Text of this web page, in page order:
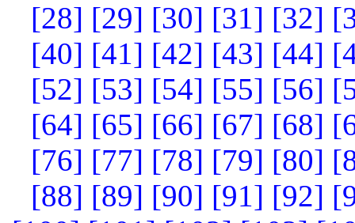
[28] [29] [30] [31] [32]
[40] [41] [42] [43] [44]
[52] [53] [54] [55] [56]
[64] [65] [66] [67] [68]
[76] [77] [78] [79] [80]
[88] [89] [90] [91] [92]